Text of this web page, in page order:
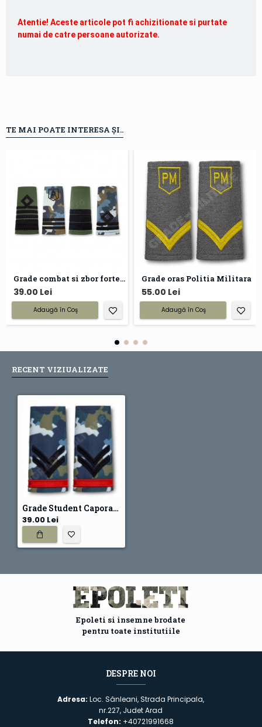
Atentie! Aceste articole pot fi achizitionate si purtate
numai de catre persoane autorizate.
TE MAI POATE INTERESA ȘI..
Grade combat si zbor forte aeriene
39.00 Lei
Adaugă în Coş
Grade oras Politia Militara
55.00 Lei
Adaugă în Coş
RECENT VIZIUALIZATE
Grade Student Caporal - Forte Aeriene combat
39.00 Lei
Epoleti si insemne brodate
pentru toate institutiile
DESPRE NOI
Adresa:Loc. Sânleani, Strada Principala,
nr.227, Judet Arad
Telefon: +40721991668